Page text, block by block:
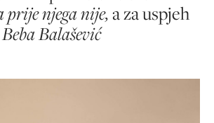
prije njega nije,a za uspjeh
Beba Balašević